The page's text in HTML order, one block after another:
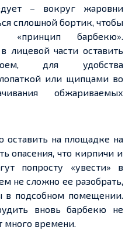
– вокруг жаровни
сплошной бортик, чтобы
«принцип барбекю».
лицевой части оставить
, для удобства
или щипцами во
обжариваемых
на площадке на
опасения, что кирпичи и
попросту «увести» в
не сложно ее разобрать,
в подсобном помещении.
вновь барбекю не
много времени.